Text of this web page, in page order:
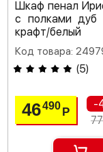
Шкаф пенал
с полками дуб
крафт/белый
Код товара:
(5)
46490Р
-